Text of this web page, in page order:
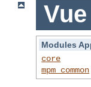
Modules
core
mpm_common